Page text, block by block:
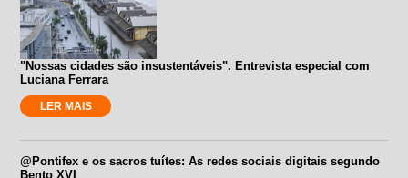
"Nossas cidades são insustentáveis". Entrevista especial com
Luciana Ferrara
LER MAIS
@Pontifex e os sacros tuítes: As redes sociais digitais segundo
Bento XVI